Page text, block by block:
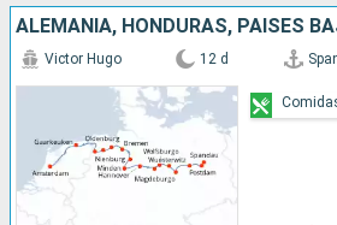
ALEMANIA, HONDURAS, PAISES
Victor Hugo 12 d